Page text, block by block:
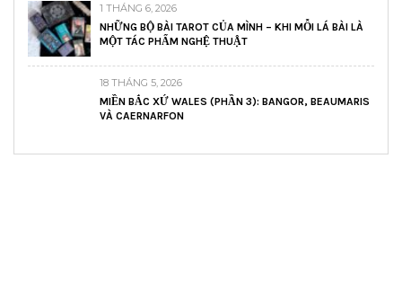
1 THÁNG 6, 2026
NHỮNG BỘ BÀI TAROT CỦA MÌNH – KHI MỖI LÁ BÀI LÀ
MỘT TÁC PHẨM NGHỆ THUẬT
18 THÁNG 5, 2026
MIỀN BẮC XỨ WALES (PHẦN 3): BANGOR, BEAUMARIS
VÀ CAERNARFON